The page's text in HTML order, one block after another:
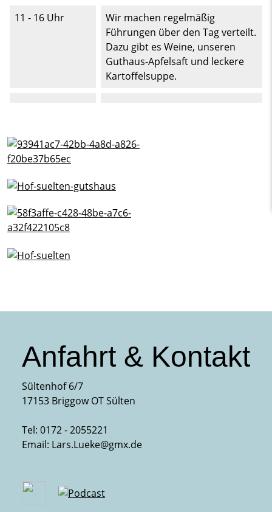
11 - 16 Uhr
Wir machen regelmäßig
Führungen über den Tag verteilt.
Dazu gibt es Weine, unseren
Guthaus-Apfelsaft und leckere
Kartoffelsuppe.
Anfahrt & Kontakt
Sültenhof 6/7
17153 Briggow OT Sülten
Tel: 0172 - 2055221
Email: Lars.Lueke@gmx.de